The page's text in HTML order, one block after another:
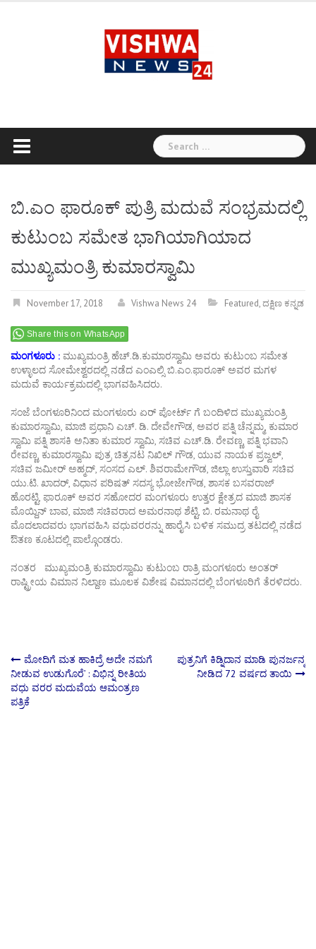
Search
for:
ಬಿ.ಎಂ ಫಾರೂಕ್ ಪುತ್ರಿ ಮದುವೆ ಸಂಭ್ರಮದಲ್ಲಿ
ಕುಟುಂಬ ಸಮೇತ ಭಾಗಿಯಾಗಿಯಾದ
ಮುಖ್ಯಮಂತ್ರಿ ಕುಮಾರಸ್ವಾಮಿ
November 17, 2018 Vishwa News 24 Featured,ದಕ್ಷಿಣ ಕನ್ನಡ
Share this on WhatsApp
ಮಂಗಳೂರು : ಮುಖ್ಯಮಂತ್ರಿ ಹೆಚ್.ಡಿ.ಕುಮಾರಸ್ವಾಮಿ ಅವರು ಕುಟುಂಬ ಸಮೇತ
ಉಳ್ಳಾಲದ ಸೋಮೇಶ್ವರದಲ್ಲಿ ನಡೆದ ಎಂಎಲ್ಸಿ ಬಿ.ಎಂ.ಫಾರೂಕ್ ಅವರ ಮಗಳ
ಮದುವೆ ಕಾರ್ಯಕ್ರಮದಲ್ಲಿ ಭಾಗವಹಿಸಿದರು.
ಸಂಜೆ ಬೆಂಗಳೂರಿನಿಂದ ಮಂಗಳೂರು ಏರ್ ಪೋರ್ಟ್ ಗೆ ಬಂದಿಳಿದ ಮುಖ್ಯಮಂತ್ರಿ
ಕುಮಾರಸ್ವಾಮಿ, ಮಾಜಿ ಪ್ರಧಾನಿ ಎಚ್. ಡಿ. ದೇವೇಗೌಡ, ಅವರ ಪತ್ನಿ ಚೆನ್ನಮ್ಮ, ಕುಮಾರ
ಸ್ವಾಮಿ ಪತ್ನಿ ಶಾಸಕಿ ಅನಿತಾ ಕುಮಾರ ಸ್ವಾಮಿ, ಸಚಿವ ಎಚ್.ಡಿ. ರೇವಣ್ಣ, ಪತ್ನಿ ಭವಾನಿ
ರೇವಣ್ಣ, ಕುಮಾರಸ್ವಾಮಿ ಪುತ್ರ ಚಿತ್ರನಟ ನಿಖಿಲ್ ಗೌಡ, ಯುವ ನಾಯಕ ಪ್ರಜ್ವಲ್,
ಸಚಿವ ಜಮೀರ್ ಅಹ್ಮದ್, ಸಂಸದ ಎಲ್. ಶಿವರಾಮೇಗೌಡ, ಜಿಲ್ಲಾ ಉಸ್ತುವಾರಿ ಸಚಿವ
ಯು.ಟಿ. ಖಾದರ್, ವಿಧಾನ ಪರಿಷತ್ ಸದಸ್ಯ ಭೋಜೇಗೌಡ, ಶಾಸಕ ಬಸವರಾಜ್
ಹೊರಟ್ಟಿ, ಫಾರೂಕ್ ಅವರ ಸಹೋದರ ಮಂಗಳೂರು ಉತ್ತರ ಕ್ಷೇತ್ರದ ಮಾಜಿ ಶಾಸಕ
ಮೊಯ್ದಿನ್ ಬಾವ, ಮಾಜಿ ಸಚಿವರಾದ ಅಮರನಾಥ ಶೆಟ್ಟಿ, ಬಿ. ರಮನಾಥ ರೈ
ಮೊದಲಾದವರು ಭಾಗವಹಿಸಿ ವಧುವರರನ್ನು ಹಾರೈಸಿ ಬಳಿಕ ಸಮುದ್ರ ತಟದಲ್ಲಿ ನಡೆದ
ಔತಣ ಕೂಟದಲ್ಲಿ ಪಾಲ್ಗೊಂಡರು.
ನಂತರ ಮುಖ್ಯಮಂತ್ರಿ ಕುಮಾರಸ್ವಾಮಿ ಕುಟುಂಬ ರಾತ್ರಿ ಮಂಗಳೂರು ಅಂತರ್
ರಾಷ್ಟ್ರೀಯ ವಿಮಾನ ನಿಲ್ದಾಣ ಮೂಲಕ ವಿಶೇಷ ವಿಮಾನದಲ್ಲಿ ಬೆಂಗಳೂರಿಗೆ ತೆರಳಿದರು.
Post
navigation
ಮೋದಿಗೆ ಮತ ಹಾಕಿದ್ರೆ ಅದೇ ನಮಗೆ
ನೀಡುವ ಉಡುಗೊರೆ’ : ವಿಭಿನ್ನ ರೀತಿಯ
ವಧು ವರರ ಮದುವೆಯ ಆಮಂತ್ರಣ
ಪತ್ರಿಕೆ
ಪುತ್ರನಿಗೆ ಕಿಡ್ನಿದಾನ ಮಾಡಿ ಪುನರ್ಜನ್ಮ
ನೀಡಿದ 72 ವರ್ಷದ ತಾಯಿ